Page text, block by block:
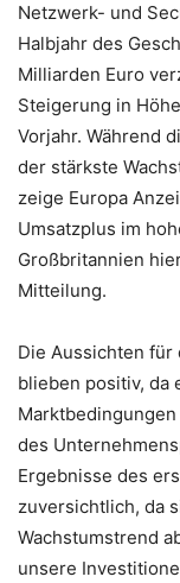
Netzwerk- und
Halbjahr des
Milliarden Euro
Steigerung in
Vorjahr. Während
der stärkste
zeige Europa
Umsatzplus im
Großbritannien
Mitteilung.
Die Aussichten für
blieben positiv, da
des
Ergebnisse des
zuversichtlich, da
Wachstumstrend
unsere